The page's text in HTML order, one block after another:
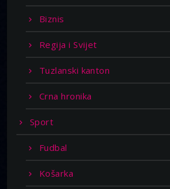
Biznis
Regija i Svijet
Tuzlanski kanton
Crna hronika
Sport
Fudbal
Košarka